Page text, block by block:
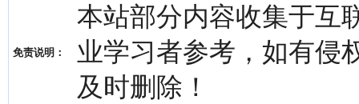
免责说明：
本站部分内容收集于互
业学习者参考，如有侵
及时删除！